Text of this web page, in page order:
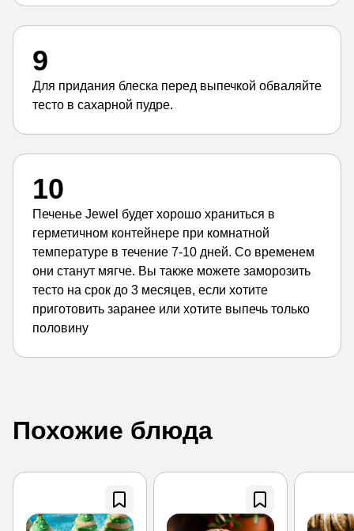
9
Для придания блеска перед выпечкой обваляйте
тесто в сахарной пудре.
10
Печенье Jewel будет хорошо храниться в
герметичном контейнере при комнатной
температуре в течение 7-10 дней. Со временем
они станут мягче. Вы также можете заморозить
тесто на срок до 3 месяцев, если хотите
приготовить заранее или хотите выпечь только
половину
Похожие блюда